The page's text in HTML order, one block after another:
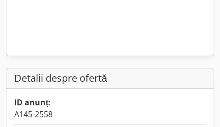
Detalii despre ofertă
ID anunț:
A145-2558